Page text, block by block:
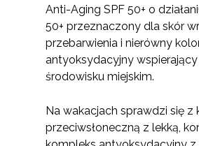
Anti-Aging SPF 50+ o
50+ przeznaczony dla skór
przebarwienia i nierówny
antyoksydacyjny
środowisku miejskim.
Na wakacjach sprawdzi się z
przeciwsłoneczną z lekką,